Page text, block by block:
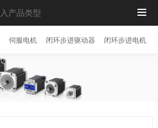
伺服电机 闭环步进驱动器 闭环步进电机